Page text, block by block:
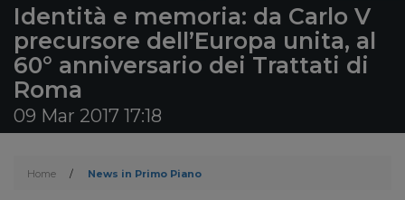
Identità e memoria: da Carlo V
precursore dell’Europa unita, al
60° anniversario dei Trattati di
Roma
09 Mar 2017 17:18
Home / News in Primo Piano